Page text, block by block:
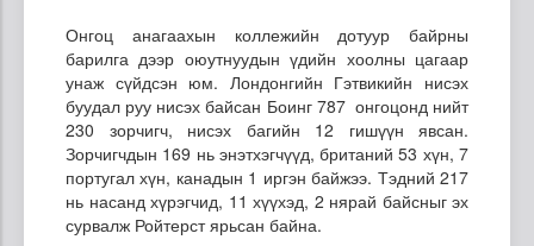
Онгоц анагаахын коллежийн дотуур байрны
барилга дээр оюутнуудын үдийн хоолны цагаар
унаж сүйдсэн юм. Лондонгийн Гэтвикийн нисэх
буудал руу нисэх байсан Боинг 787 онгоцонд нийт
230 зорчигч, нисэх багийн 12 гишүүн явсан.
Зорчигчдын 169 нь энэтхэгчүүд, британий 53 хүн, 7
португал хүн, канадын 1 иргэн байжээ. Тэдний 217
нь насанд хүрэгчид, 11 хүүхэд, 2 нярай байсныг эх
сурвалж Ройтерст ярьсан байна.